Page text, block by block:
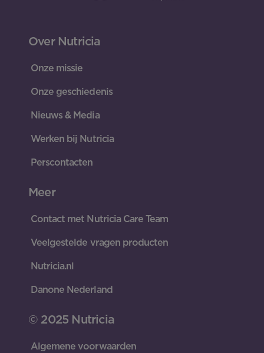
Over Nutricia
Onze missie
Onze geschiedenis
Nieuws & Media
Werken bij Nutricia
Perscontacten
Meer
Contact met Nutricia Care Team
Veelgestelde vragen producten
Nutricia.nl
Danone Nederland
© 2025 Nutricia
Algemene voorwaarden